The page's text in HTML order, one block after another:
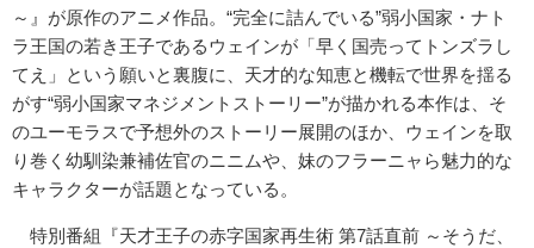
～』が原作のアニメ作品。“完全に詰んでいる”弱小国家・ナト
ラ王国の若き王子であるウェインが「早く国売ってトンズラし
てえ」という願いと裏腹に、天才的な知恵と機転で世界を揺る
がす“弱小国家マネジメントストーリー”が描かれる本作は、そ
のユーモラスで予想外のストーリー展開のほか、ウェインを取
り巻く幼馴染兼補佐官のニニムや、妹のフラーニャら魅力的な
キャラクターが話題となっている。
特別番組『天才王子の赤字国家再生術 第7話直前 ～そうだ、